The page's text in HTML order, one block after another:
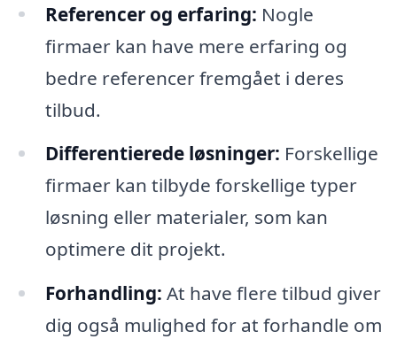
Referencer og erfaring: Nogle
firmaer kan have mere erfaring og
bedre referencer fremgået i deres
tilbud.
Differentierede løsninger: Forskellige
firmaer kan tilbyde forskellige typer
løsning eller materialer, som kan
optimere dit projekt.
Forhandling: At have flere tilbud giver
dig også mulighed for at forhandle om